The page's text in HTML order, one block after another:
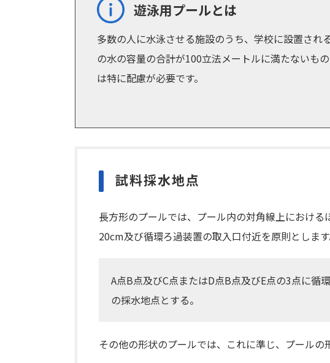
遊泳用プールとは
多数の人に水泳させる施設のうち、学校に設置さ
の水の容量の合計が100立法メートルに満たないも
は特に配慮が必要です。
試料採水地点
長方形のプールでは、プール内の対角線上におけ
20cm及び循環ろ過装置の取入口付近を原則とします
A点B点及びC点またはD点B点及びE点の3点に循
の採水地点とする。
その他の形状のプールでは、これに準じ、プールの